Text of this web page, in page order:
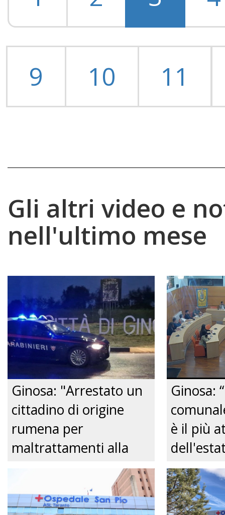
Gli altri video e
nell'ultimo mese
Ginosa: "Arrestato un
cittadino di origine
rumena per
maltrattamenti alla
convivente." Just tv
Ginosa:
è il più
centro
Just tv